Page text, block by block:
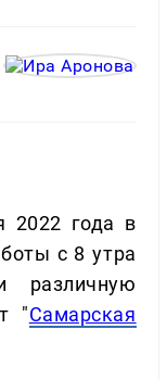
2022 года в
с 8 утра
различную
"Самарская